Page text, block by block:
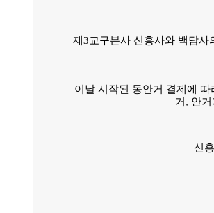
제3교구본사 신흥사와 백담사
이날 시작된 동안거 결제에
거, 안
신